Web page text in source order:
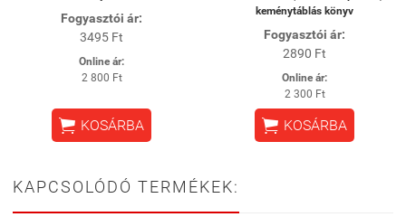
Fogyasztói ár:
3495 Ft
Online ár:
2 800 Ft
 KOSÁRBA
keménytáblás könyv
Fogyasztói ár:
2890 Ft
Online ár:
2 300 Ft
 KOSÁRBA
KAPCSOLÓDÓ TERMÉKEK: